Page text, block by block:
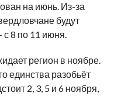
на июнь. Из-за
будут
с 8 по 11 июня.
регион в ноябре.
единства разобьёт
2, 3, 5 и 6 ноября,